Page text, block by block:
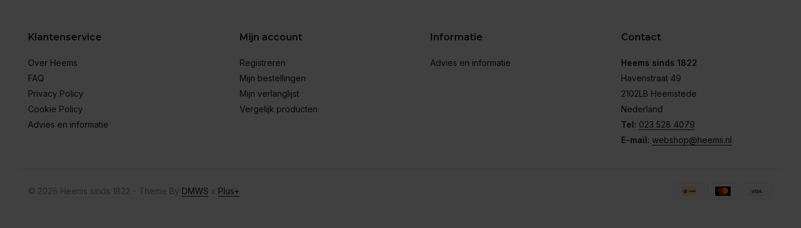
Klantenservice
Over Heems
FAQ
Privacy Policy
Cookie Policy
Advies en informatie
Mijn account
Registreren
Mijn bestellingen
Mijn verlanglijst
Vergelijk producten
Informatie
Advies en informatie
Contact
Heems sinds 1822
Havenstraat 49
2102LB Heemstede
Nederland
Tel: 023 528 4079
E-mail: webshop@heems.nl
© 2026 Heems sinds 1822 - Theme By DMWS x Plus+